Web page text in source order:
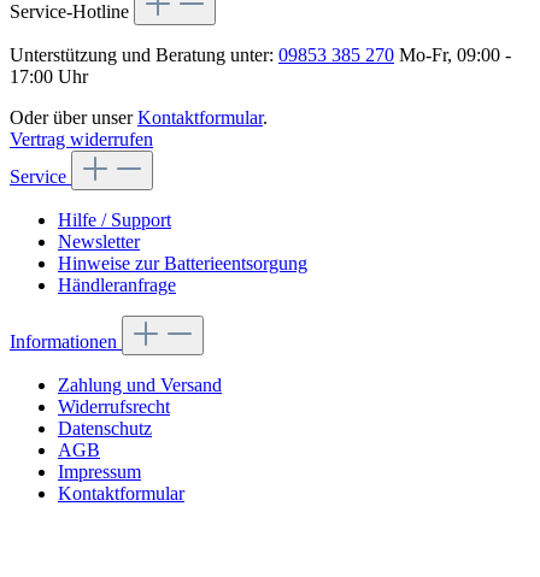
Service-Hotline
Unterstützung und Beratung unter: 09853 385 270 Mo-Fr, 09:00 -
17:00 Uhr
Oder über unserKontaktformular.
Vertrag widerrufen
Service
Hilfe / Support
Newsletter
Hinweise zur Batterieentsorgung
Händleranfrage
Informationen
Zahlung und Versand
Widerrufsrecht
Datenschutz
AGB
Impressum
Kontaktformular